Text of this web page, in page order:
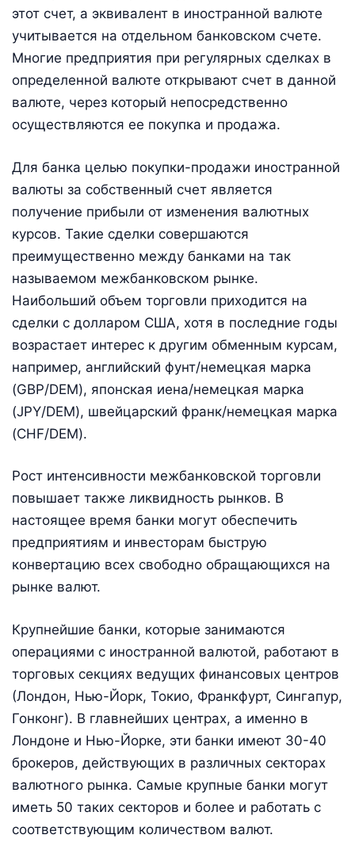
этот счет, а эквивалент в иностранной валюте
учитывается на отдельном банковском счете.
Многие предприятия при регулярных сделках в
определенной валюте открывают счет в данной
валюте, через который непосредственно
осуществляются ее покупка и продажа.
Для банка целью покупки-продажи иностранной
валюты за собственный счет является
получение прибыли от изменения валютных
курсов. Такие сделки совершаются
преимущественно между банками на так
называемом межбанковском рынке.
Наибольший объем торговли приходится на
сделки с долларом США, хотя в последние годы
возрас­тает интерес к другим обменным курсам,
например, английский фунт/немецкая марка
(GBP/DEM), японская иена/немецкая марка
(JPY/DEM), швейцарский франк/немецкая марка
(CHF/DEM).
Рост интенсивности межбанковской торговли
повышает также ликвидность рынков. В
настоящее время банки могут обеспечить
предприятиям и инвесторам быструю
конвертацию всех свободно обращающихся на
рынке валют.
Крупнейшие банки, которые занимаются
операциями с иностранной валютой, работают в
торговых секциях ведущих финансовых центров
(Лондон, Нью-Йорк, Токио, Франкфурт, Сингапур,
Гонконг). В главнейших центрах, а именно в
Лондоне и Нью-Йорке, эти банки имеют 30-40
брокеров, действующих в различных секторах
валютного рынка. Самые крупные банки могут
иметь 50 таких секторов и более и работать с
соответствующим количеством валют.